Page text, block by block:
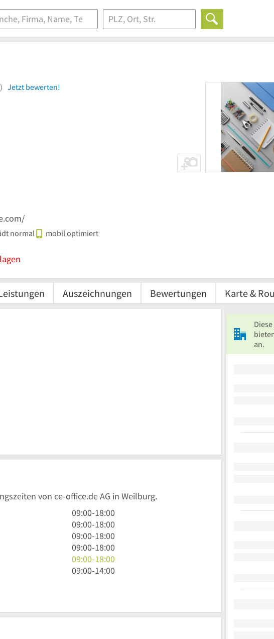
Jetzt bewerten!
normal mobil optimiert
Auszeichnungen Bewertungen Karte &
von ce-office.de AG in Weilburg.
9
Uhr
bis
18
Uhr
09:00-18:00
9
Uhr
bis
18
Uhr
09:00-18:00
9
Uhr
bis
18
09:00-18:00
9
Uhr
bis
09:00-18:00
9
Uhr
09:00-18:00
9
Uhr
09:00-14:00
an.